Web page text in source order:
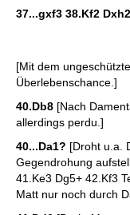
37...gxf3 38.Kf2
[Mit dem
Überlebenschance.]
40.Db8 [Nach
allerdings perdu.]
40...Da1? [Droht u.a.
Gegendrohung
41.Ke3 Dg5+ 42.Kf3
Matt nur noch durch